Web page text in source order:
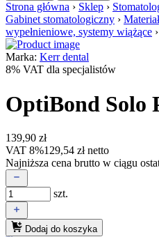
Strona główna › Sklep ›
Gabinet stomatologiczny ›
wypełnieniowe, systemy wiążące ›
Marka: Kerr dental
8% VAT dla specjalistów
OptiBond Solo
139,90 zł
VAT 8%129,54 złnetto
Najniższa cena brutto w ciągu
szt.
Dodaj do koszyka